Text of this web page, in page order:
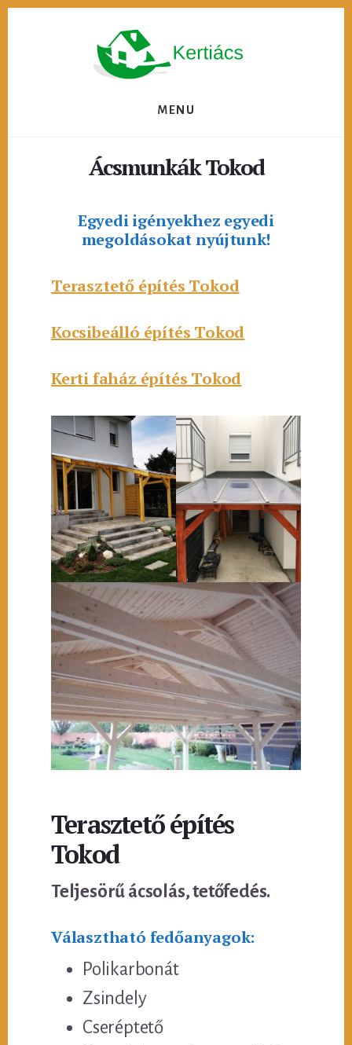
MENU
Ácsmunkák Tokod
Egyedi igényekhez egyedi
megoldásokat nyújtunk!
Terasztető építés Tokod
Kocsibeálló építés Tokod
Kerti faház építés Tokod
Terasztető építés
Tokod
Teljesörű ácsolás, tetőfedés.
Választható fedőanyagok:
Polikarbonát
Zsindely
Cseréptető